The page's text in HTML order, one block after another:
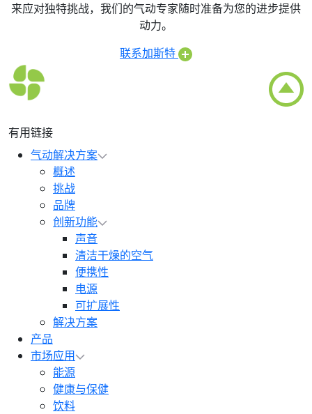
来应对独特挑战，我们的气动专家随时准备为您的进步提供
动力。
联系加斯特
有用链接
气动解决方案
概述
挑战
品牌
创新功能
声音
清洁干燥的空气
便携性
电源
可扩展性
解决方案
产品
市场应用
能源
健康与保健
饮料